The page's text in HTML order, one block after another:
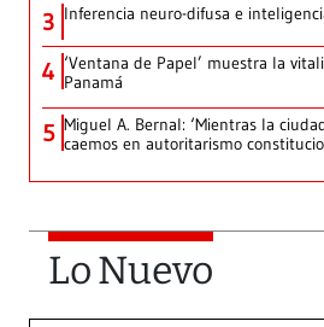
3 Inferencia neuro-difusa e
4 ‘Ventana de Papel’ muestra la
Panamá
5 Miguel A. Bernal: ‘Mientras la
caemos en autoritarismo
Lo Nuevo